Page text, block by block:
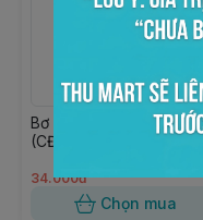
Bơ đậu phộng hạt 170gr
(CĐV)
34.000đ
Chọn mua